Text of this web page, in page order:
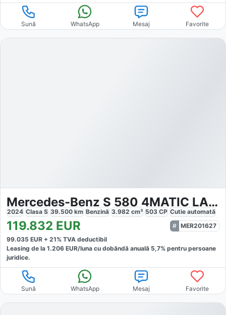
Sună WhatsApp Mesaj Favorite
Mercedes-Benz S 580 4MATIC LANG AMG BURM NIGHT AIRMATIC
2024 Clasa S 39.500 km Benzină 3.982 cm³ 503 CP Cutie automată
119.832 EUR
MER201627
99.035 EUR + 21% TVA deductibil
Leasing de la 1.206 EUR/luna cu dobăndă anuală 5,7% pentru persoane
juridice.
Sună WhatsApp Mesaj Favorite